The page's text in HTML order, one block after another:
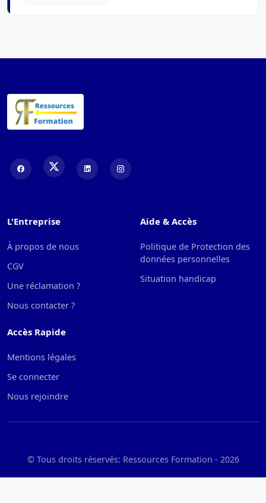
L'Entreprise
À propos de nous
CGV
Une réclamation ?
Nous contacter ?
Aide & Accès
Politique de Protection des
données personnelles
Situation handicap
Accès Rapide
Mentions légales
Se connecter
Nous rejoindre
© Tous droits réservés: Ressources Formation - 2026